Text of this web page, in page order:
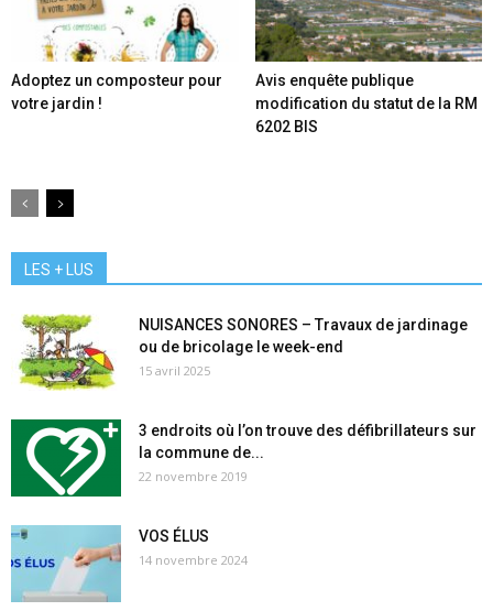
Adoptez un composteur pour
votre jardin !
Avis enquête publique
modification du statut de la RM
6202 BIS
LES + LUS
NUISANCES SONORES – Travaux de jardinage
ou de bricolage le week-end
15 avril 2025
3 endroits où l’on trouve des défibrillateurs sur
la commune de...
22 novembre 2019
VOS ÉLUS
14 novembre 2024